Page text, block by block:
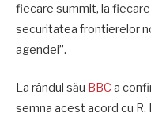
fiecare summit, la
securitatea frontierelor
agendei”.
La rândul său BBC a
semna acest acord cu R.